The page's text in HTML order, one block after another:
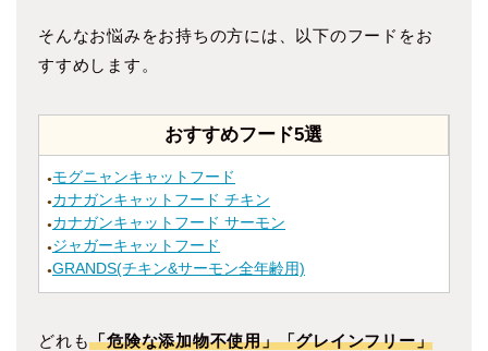
そんなお悩みをお持ちの方には、以下のフードをお
すすめします。
おすすめフード5選
● モグニャンキャットフード
● カナガンキャットフード チキン
● カナガンキャットフード サーモン
● ジャガーキャットフード
●GRANDS(チキン&サーモン全年齢用)
どれも「危険な添加物不使用」「グレインフリー」